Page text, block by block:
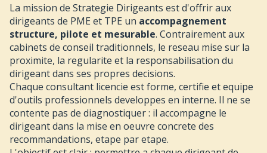
La mission de Strategie Dirigeants est d'offrir aux
dirigeants de PME et TPE un accompagnement
structure, pilote et mesurable. Contrairement aux
cabinets de conseil traditionnels, le reseau mise sur la
proximite, la regularite et la responsabilisation du
dirigeant dans ses propres decisions.
Chaque consultant licencie est forme, certifie et equipe
d'outils professionnels developpes en interne. Il ne se
contente pas de diagnostiquer : il accompagne le
dirigeant dans la mise en oeuvre concrete des
recommandations, etape par etape.